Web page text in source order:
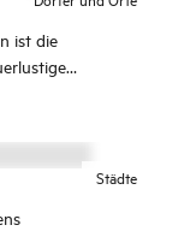
ist die
Städte